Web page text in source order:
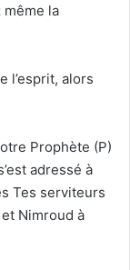
la
l’esprit, alors
Prophète (P)
adressé à
Tes serviteurs
Nimroud à